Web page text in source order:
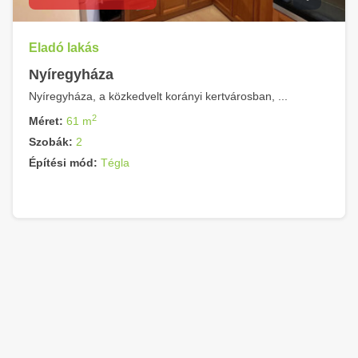
Eladó lakás
Nyíregyháza
Nyíregyháza, a közkedvelt korányi kertvárosban, ...
Méret: 61 m2
Szobák: 2
Építési mód: Tégla